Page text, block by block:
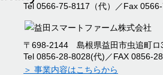
2024年度冬季休暇の
本社新工場竣工のお
Tel 0566-75-8117（代）／Fax
〒698-2144 島根県益田市虫追町ロ
Tel 0856-28-8028(代)／FAX 0856-
＞ 事業内容はこちらから